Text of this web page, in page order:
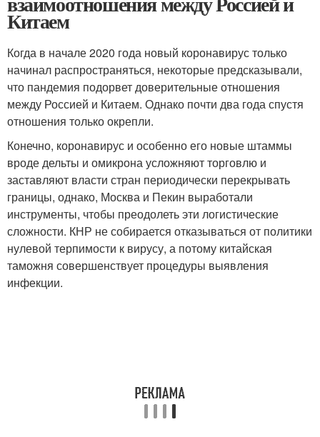
Китаем
Когда в начале 2020 года новый коронавирус только
начинал распространяться, некоторые предсказывали,
что пандемия подорвет доверительные отношения
между Россией и Китаем. Однако почти два года спустя
отношения только окрепли.
Конечно, коронавирус и особенно его новые штаммы
вроде дельты и омикрона усложняют торговлю и
заставляют власти стран периодически перекрывать
границы, однако, Москва и Пекин выработали
инструменты, чтобы преодолеть эти логистические
сложности. КНР не собирается отказываться от политики
нулевой терпимости к вирусу, а потому китайская
таможня совершенствует процедуры выявления
инфекции.